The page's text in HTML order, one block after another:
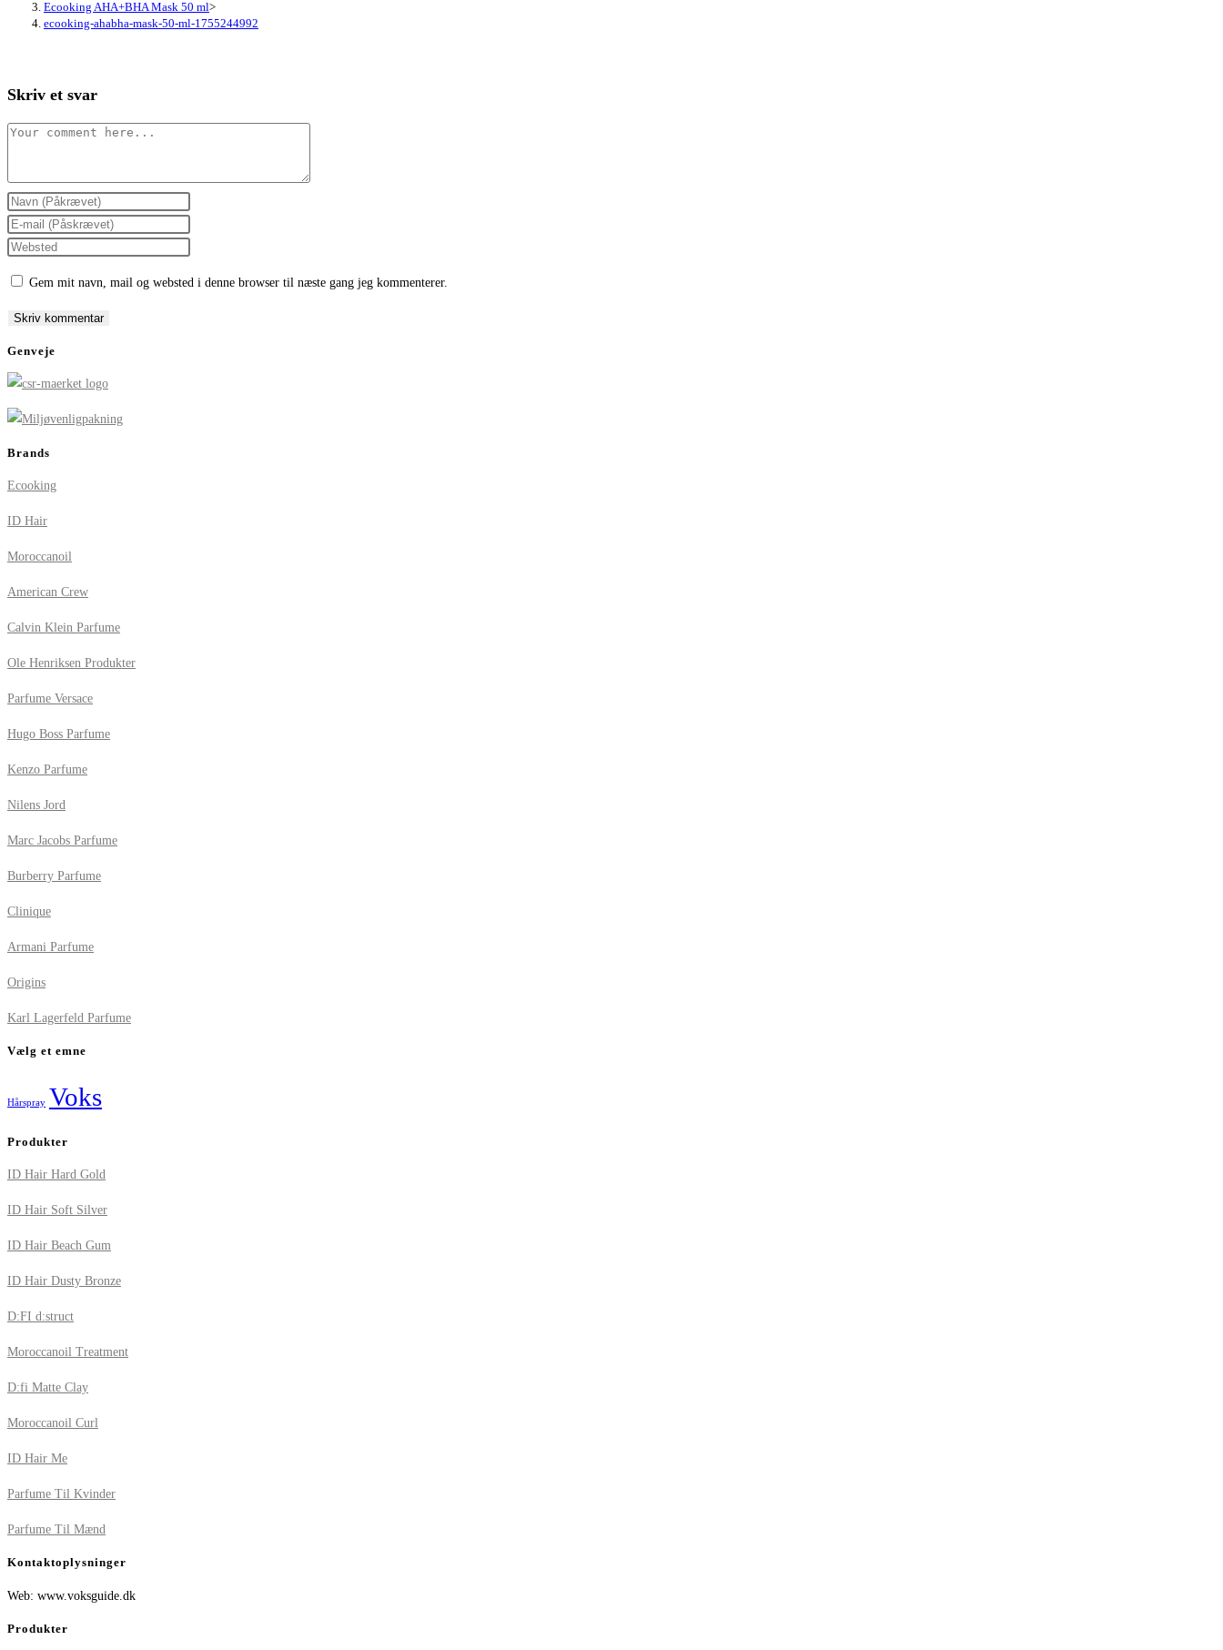
Ecooking AHA+BHA Mask 50 ml>
ecooking-ahabha-mask-50-ml-1755244992
Skriv et svar
Comment
Enter
your
name
to
Enter
your
to
Enter
URL
Gem mit navn, mail og websted i denne browser til næste gang jeg kommenterer.
Genveje
Brands
Ecooking
ID Hair
Moroccanoil
American Crew
Calvin Klein Parfume
Ole Henriksen Produkter
Parfume Versace
Hugo Boss Parfume
Kenzo Parfume
Nilens Jord
Marc Jacobs Parfume
Burberry Parfume
Clinique
Armani Parfume
Origins
Karl Lagerfeld Parfume
Vælg et emne
Hårspray Voks
Produkter
ID Hair Hard Gold
ID Hair Soft Silver
ID Hair Beach Gum
ID Hair Dusty Bronze
D:FI d:struct
Moroccanoil Treatment
D:fi Matte Clay
Moroccanoil Curl
ID Hair Me
Parfume Til Kvinder
Parfume Til Mænd
Kontaktoplysninger
Web: www.voksguide.dk
Produkter